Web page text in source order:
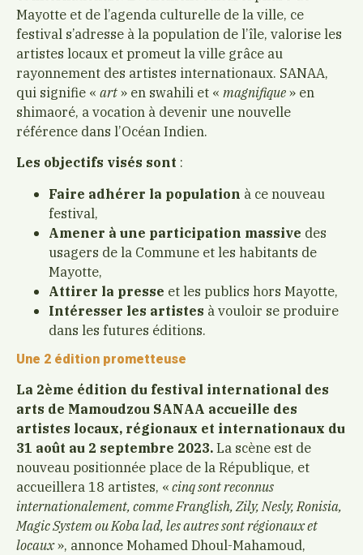
Mayotte et de l’agenda culturelle de la ville, ce
festival s’adresse à la population de l’île, valorise les
artistes locaux et promeut la ville grâce au
rayonnement des artistes internationaux. SANAA,
qui signifie « art» en swahili et « magnifique» en
shimaoré, a vocation à devenir une nouvelle
référence dans l’Océan Indien.
Les objectifs visés sont :
Faire adhérer la population à ce nouveau
festival,
Amener à une participation massive des
usagers de la Commune et les habitants de
Mayotte,
Attirer la presse et les publics hors Mayotte,
Intéresser les artistes à vouloir se produire
dans les futures éditions.
Une 2 édition prometteuse
La 2ème édition du festival international des
arts de Mamoudzou SANAA accueille des
artistes locaux, régionaux et internationaux du
31 août au 2 septembre 2023.La scène est de
nouveau positionnée place de la République, et
accueillera 18 artistes, «cinq sont reconnus
internationalement, comme Franglish, Zily, Nesly, Ronisia,
Magic System ou Koba lad, les autres sont régionaux et
locaux», annonce Mohamed Dhoul-Mahamoud,